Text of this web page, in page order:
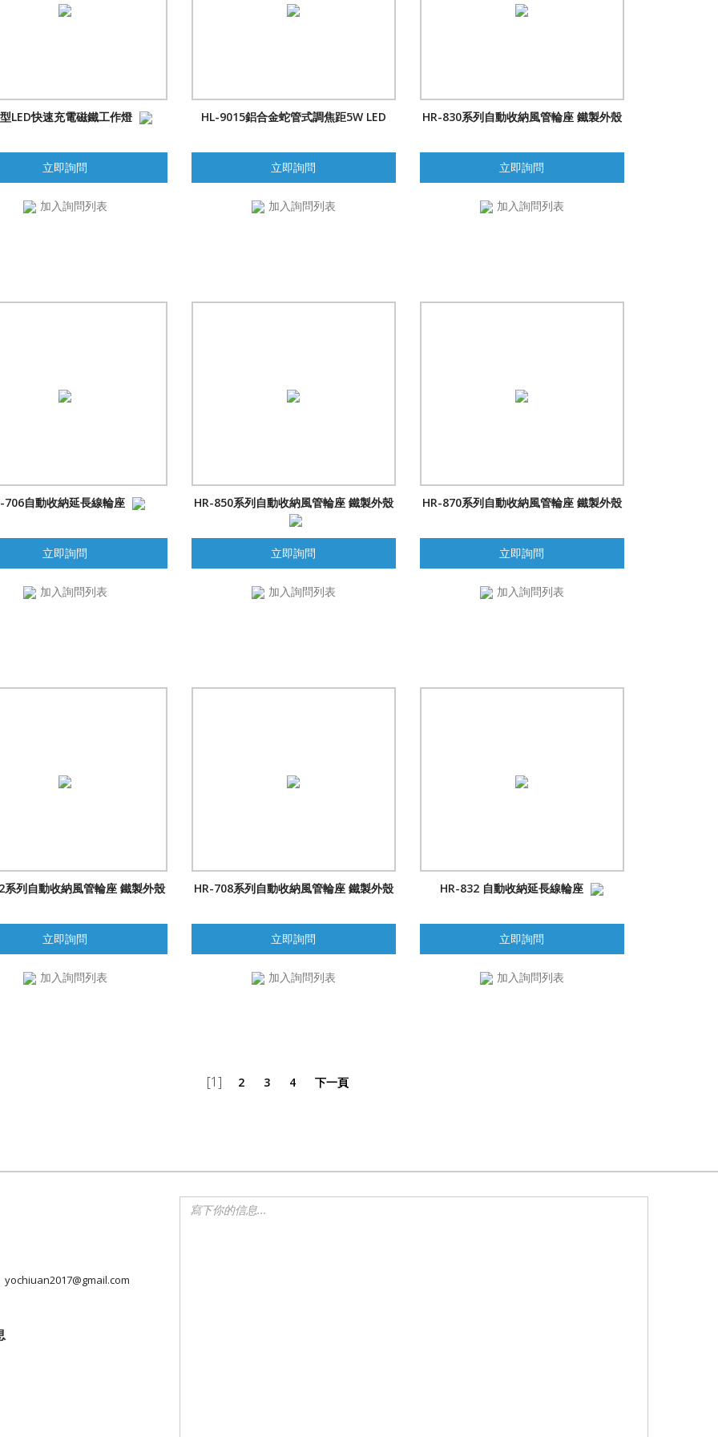
LED快速充電磁鐵工作燈
立即詢問
加入詢問列表
HL-9015鋁合金蛇管式調焦距5W LED
立即詢問
加入詢問列表
HR-830系列自動收納風管輪座 鐵製外殼
立即詢問
加入詢問列表
706自動收納延長線輪座
立即詢問
加入詢問列表
HR-850系列自動收納風管輪座 鐵製外殼
立即詢問
加入詢問列表
HR-870系列自動收納風管輪座 鐵製外殼
立即詢問
加入詢問列表
列自動收納風管輪座 鐵製外殼
立即詢問
加入詢問列表
HR-708系列自動收納風管輪座 鐵製外殼
立即詢問
加入詢問列表
HR-832 自動收納延長線輪座
立即詢問
加入詢問列表
[1] 2 3 4 下一頁
yochiuan2017@gmail.com